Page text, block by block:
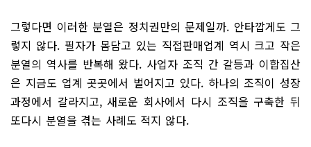
그렇다면 이러한 분열은 정치권만의 문제일까. 안타깝게도 그
렇지 않다. 필자가 몸담고 있는 직접판매업계 역시 크고 작은
분열의 역사를 반복해 왔다. 사업자 조직 간 갈등과 이합집산
은 지금도 업계 곳곳에서 벌어지고 있다. 하나의 조직이 성장
과정에서 갈라지고, 새로운 회사에서 다시 조직을 구축한 뒤
또다시 분열을 겪는 사례도 적지 않다.